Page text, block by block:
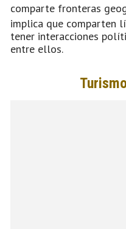
comparte fronteras
implica que comparten
tener interacciones
entre ellos.